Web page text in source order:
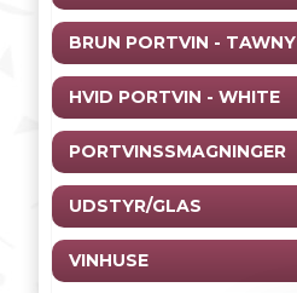
BRUN PORTVIN - TAWNY
HVID PORTVIN - WHITE
PORTVINSSMAGNINGER
UDSTYR/GLAS
VINHUSE